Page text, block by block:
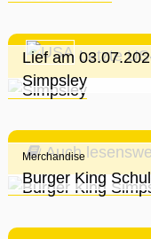
Letzte
Lief am
Simpsley
Auch
Merchandise
Burger King